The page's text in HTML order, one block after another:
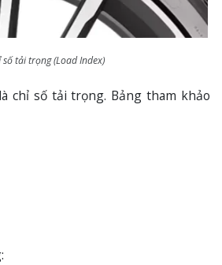
số tải trọng (Load Index)
là chỉ số tải trọng. Bảng tham khảo